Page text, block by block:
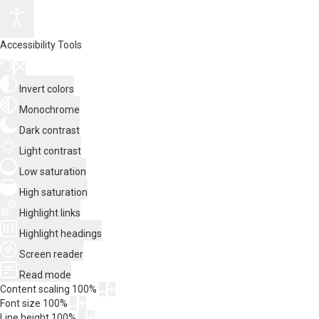
Accessibility Tools
Invert colors
Monochrome
Dark contrast
Light contrast
Low saturation
High saturation
Highlight links
Highlight headings
Screen reader
Read mode
Content scaling 100%
Font size 100%